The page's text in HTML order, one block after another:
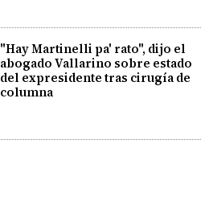
"Hay Martinelli pa' rato", dijo el
abogado Vallarino sobre estado
del expresidente tras cirugía de
columna